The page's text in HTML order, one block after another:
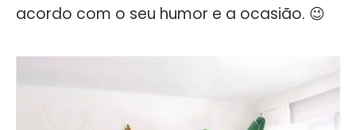
acordo com o seu humor e a ocasião. 😉